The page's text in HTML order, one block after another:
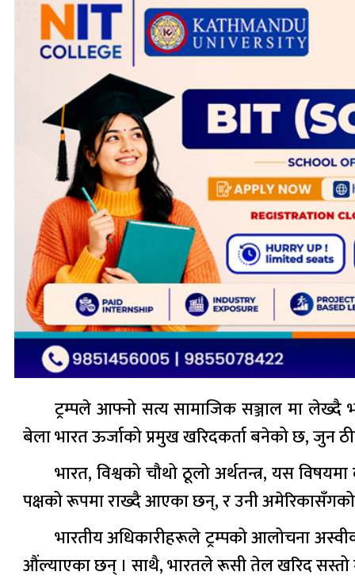
ट्रम्पले आफ्नो सत्य सामाजिक सञ्जाल मा लेख्दै
बेला भारत ऊर्जाको प्रमुख खरिदकर्ता बनेको छ, जुन
भारत, विश्वको चौथो ठूलो अर्थतन्त्र, यस
पक्षको रूपमा राख्दै आएका छन्, र उनी
भारतीय अधिकारीहरूले ट्रम्पको आलोचना
औंल्याएका छन् । साथै, भारतले रूसी तेल खरिद सस्तो